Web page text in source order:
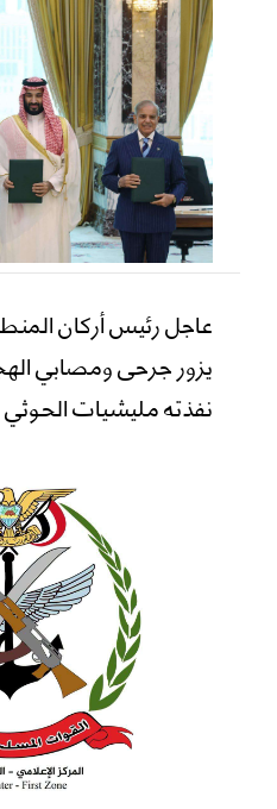
عاجل رئيس أركان
يزور جرحى ومصابي
نفذته مليشيات الحوثي